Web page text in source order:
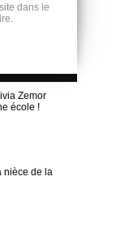
dans le
Zemor
école !
nièce de la